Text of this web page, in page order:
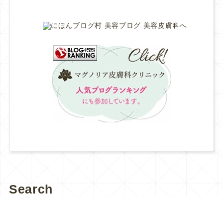
Search